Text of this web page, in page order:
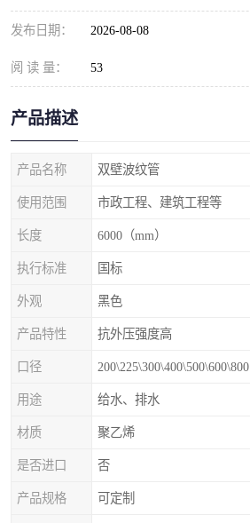
发布日期： 2026-08-08
阅 读 量： 53
产品描述
产品名称 双壁波纹管
使用范围 市政工程、建筑工程等
长度 6000（mm）
执行标准 国标
外观 黑色
产品特性 抗外压强度高
口径 200\225\300\400\500\600\800
用途 给水、排水
材质 聚乙烯
是否进口 否
产品规格 可定制